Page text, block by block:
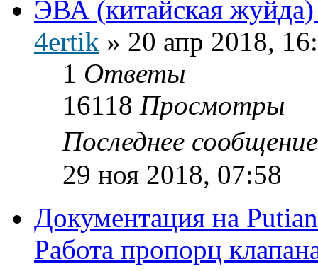
ЭВА (китайская
4ertik » 20 апр 2018,
1 Ответы
16118 Просмотры
Последнее
29 ноя 2018, 07:58
Документация на
Работа пропорц